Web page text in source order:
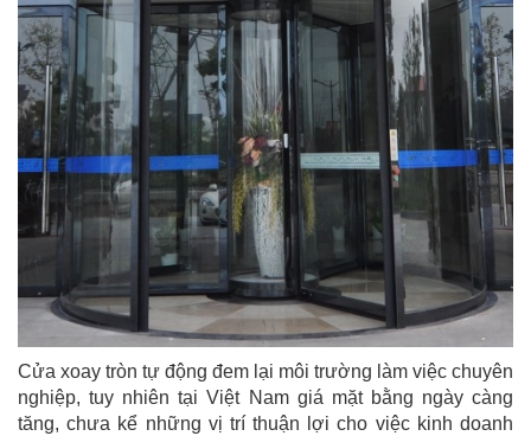
Cửa xoay tròn tự động đem lại môi trường làm việc chuyên
nghiệp, tuy nhiên tại Việt Nam giá mặt bằng ngày càng
tăng, chưa kể những vị trí thuận lợi cho việc kinh doanh